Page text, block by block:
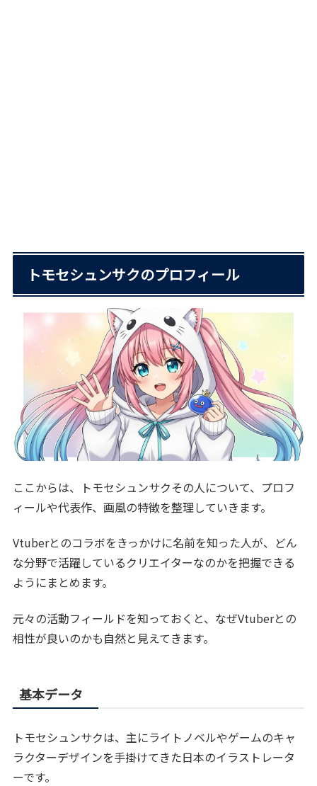
トモセシュンサクのプロフィール
ここからは、トモセシュンサクその人について、プロフ
ィールや代表作、画風の特徴を整理していきます。
Vtuberとのコラボをきっかけに名前を知った人が、どん
な分野で活躍しているクリエイターなのかを把握できる
ようにまとめます。
元々の活動フィールドを知っておくと、なぜVtuberとの
相性が良いのかも自然と見えてきます。
基本データ
トモセシュンサクは、主にライトノベルやゲームのキャ
ラクターデザインを手掛けてきた日本のイラストレータ
ーです。